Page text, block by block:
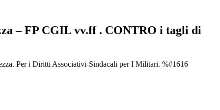
– FP CGIL vv.ff . CONTRO i tagli di
Per i Diritti Associativi-Sindacali per I Militari. %#1616